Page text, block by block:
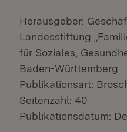
Herausgeber:
Landesstiftung
für Soziales,
Baden-Württemberg
Publikationsart:
Seitenzahl: 40
Publikationsdatum: